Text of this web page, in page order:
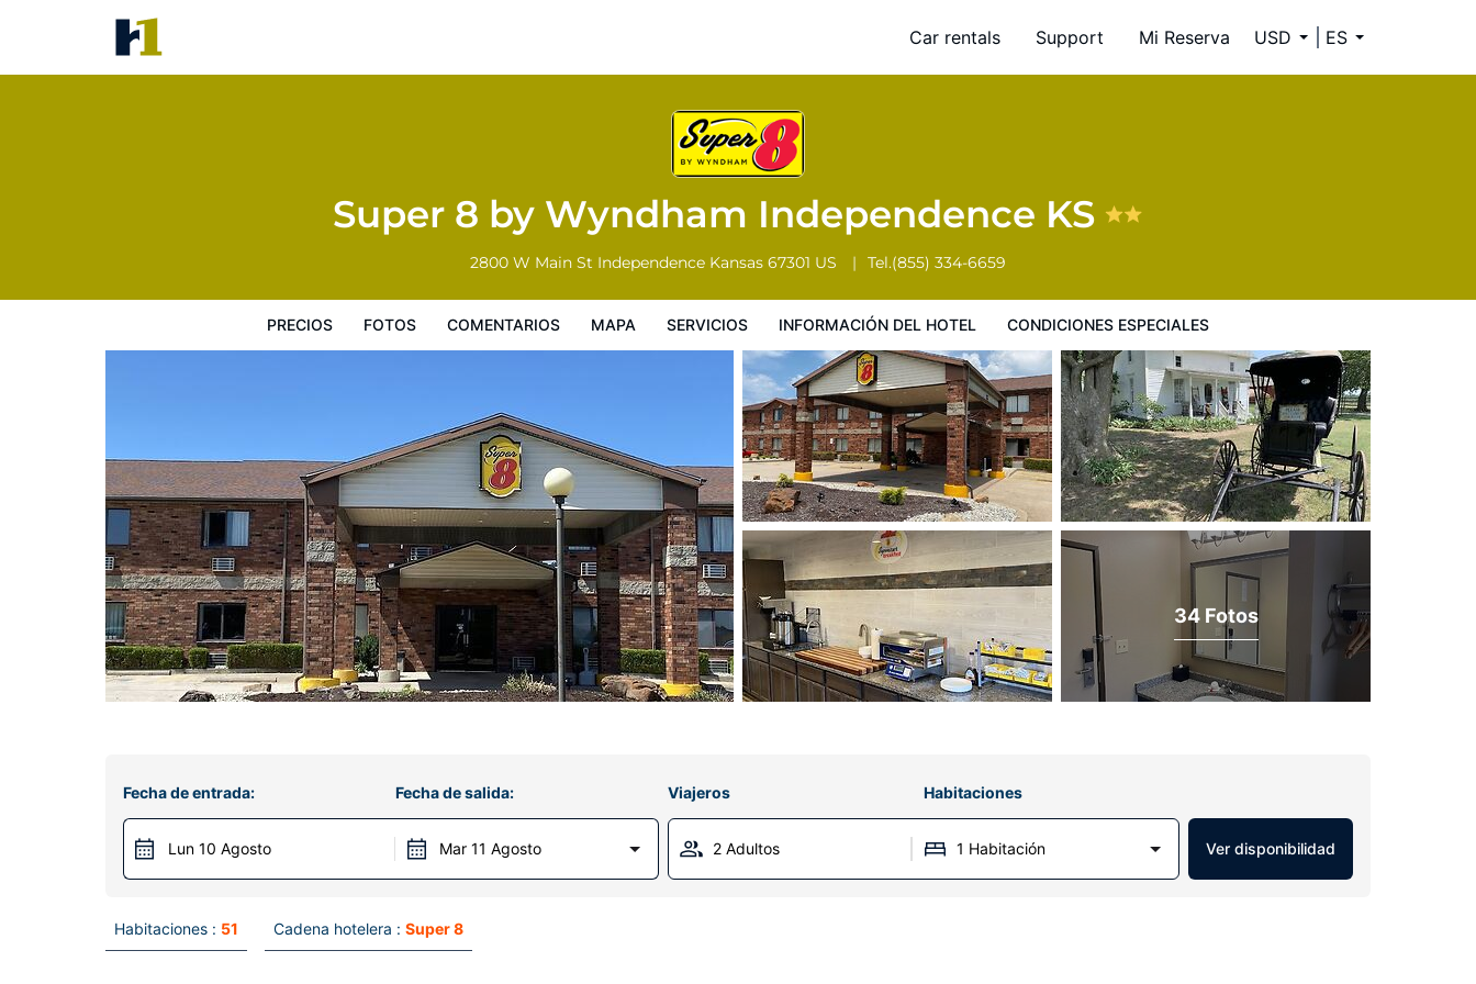
Car rentals Support Mi Reserva USD ES
Super 8 by Wyndham Independence KS
2800 W Main St Independence Kansas 67301 US Tel.(855) 334-6659
PRECIOS FOTOS COMENTARIOS MAPA SERVICIOS INFORMACIÓN DEL HOTEL CONDICIONES ESPECIALES
Condiciones especiales
34 Fotos
Fecha de entrada:
Lun 10 Agosto
Fecha de salida:
Mar 11 Agosto
Viajeros Habitaciones
2 Adultos 1 Habitación Ver disponibilidad
Habitaciones : 51 Cadena hotelera : Super 8